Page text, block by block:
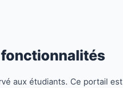
fonctionnalités
aux étudiants. Ce portail est